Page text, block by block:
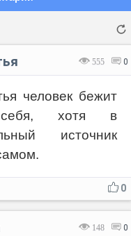
555 0
человек бежит
хотя в
источник
0
148 0